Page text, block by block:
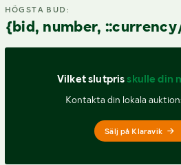
HÖGSTA BUD:
{bid, number,
Vilket slutpris skulle din
Kontakta din lokala
Sälj på Klaravik